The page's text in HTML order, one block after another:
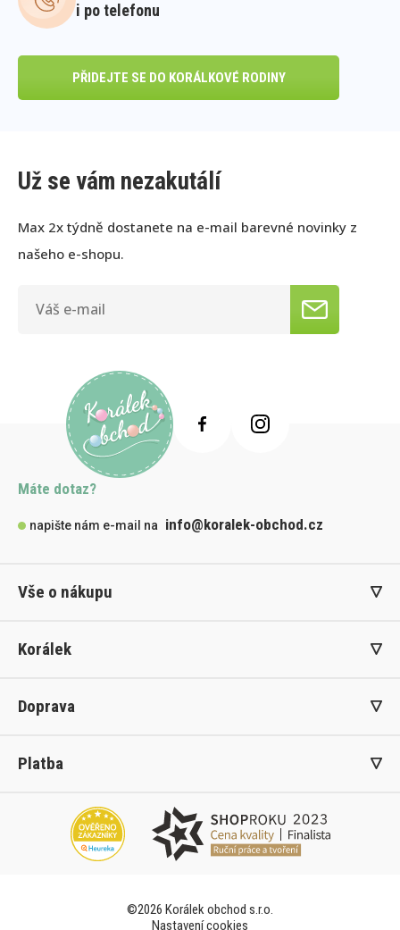
i po telefonu
PŘIDEJTE SE DO KORÁLKOVÉ RODINY
Už se vám nezakutálí
Max 2x týdně dostanete na e-mail barevné novinky z
našeho e-shopu.
Máte dotaz?
napište nám e-mail na info@koralek-obchod.cz
Vše o nákupu
Korálek
Doprava
Platba
©2026 Korálek obchod s.r.o.
Nastavení cookies